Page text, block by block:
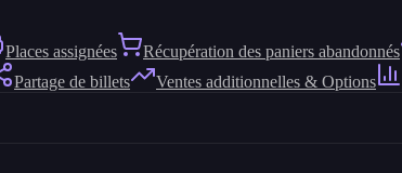
Places assignées Récupération des paniers abandonnés
Partage de billets Ventes additionnelles & Options